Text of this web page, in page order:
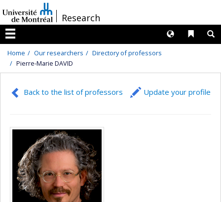
au
contenu
/Research
Menu
Liens
Langues
Home Our researchers
Directory of professors
Pierre-Marie DAVID
Back to the list of professors Update your profile